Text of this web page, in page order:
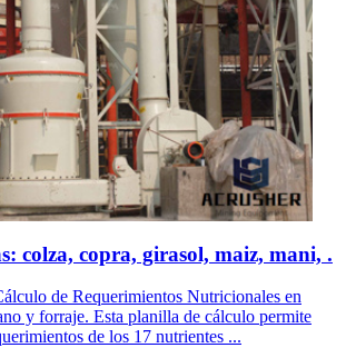
colza, copra, girasol, maiz, mani, .
de Requerimientos Nutricionales en
y forraje. Esta planilla de cálculo permite
de los 17 nutrientes ...